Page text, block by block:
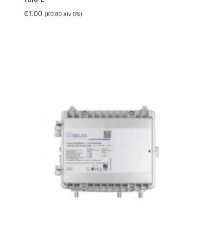
€1.00 (€0.80alv 0%)